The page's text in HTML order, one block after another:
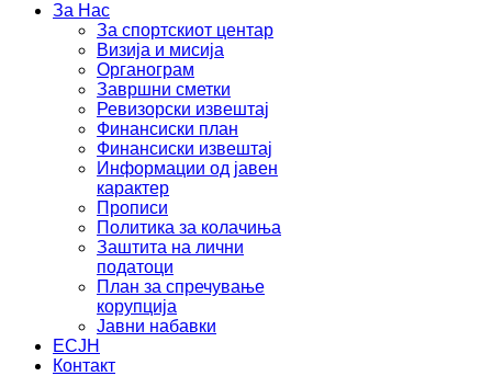
За Нас
За спортскиот центар
Визија и мисија
Органограм
Завршни сметки
Ревизорски извештај
Финансиски план
Финансиски извештај
Информации од јавен
карактер
Прописи
Политика за колачиња
Заштита на лични
податоци
План за спречување
корупција
Јавни набавки
ЕСЈН
Контакт